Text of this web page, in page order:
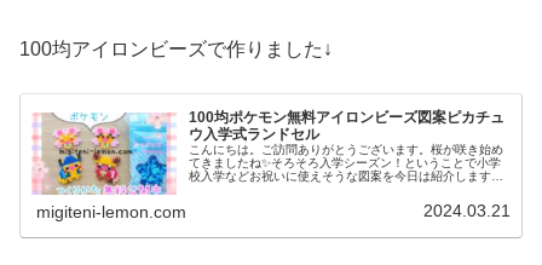
100均アイロンビーズで作りました↓
100均ポケモン無料アイロンビーズ図案ピカチュ
ウ入学式ランドセル
こんにちは。ご訪問ありがとうございます。桜が咲き始め
てきましたね✨そろそろ入学シーズン！ということで小学
校入学などお祝いに使えそうな図案を今日は紹介します。
migiteni-lemon.com 2024.03.21